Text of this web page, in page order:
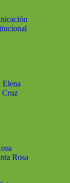
Elena
Cruz
Rosa